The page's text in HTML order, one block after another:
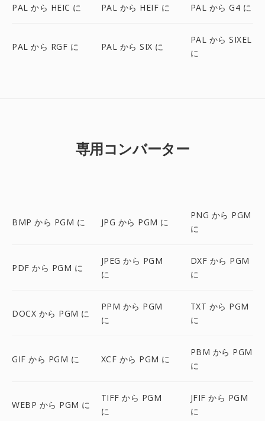
PAL から HEIC に PAL から HEIF に PAL から G4 に
PAL から RGF に PAL から SIX に
PAL から SIXEL
に
専用コンバーター
BMP から PGM に JPG から PGM に
PNG から PGM
に
PDF から PGM に
JPEG から PGM
に
DXF から PGM
に
DOCX から PGM に
PPM から PGM
に
TXT から PGM
に
GIF から PGM に XCF から PGM に
PBM から PGM
に
WEBP から PGM に
TIFF から PGM
に
JFIF から PGM
に